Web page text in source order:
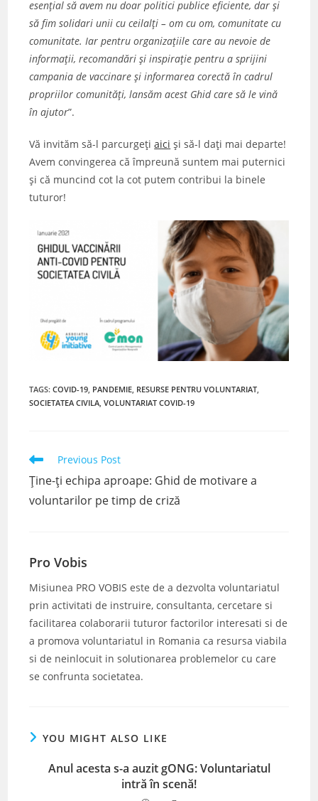
esențial să avem nu doar politici publice eficiente, dar și
să fim solidari unii cu ceilalți – om cu om, comunitate cu
comunitate. Iar pentru organizațiile care au nevoie de
informații, recomandări și inspirație pentru a sprijini
campania de vaccinare și informarea corectă în cadrul
propriilor comunități, lansăm acest Ghid care să le vină
în ajutor”.
Vă invităm să-l parcurgețiaici și să-l dați mai departe!
Avem convingerea că împreună suntem mai puternici
și că muncind cot la cot putem contribui la binele
tuturor!
TAGS:COVID-19 PANDEMIE RESURSE PENTRU VOLUNTARIAT
SOCIETATEA CIVILA VOLUNTARIAT COVID-19
Read
articles
Previous Post
Ține-ți echipa aproape: Ghid de motivare a
voluntarilor pe timp de criză
Pro Vobis
Misiunea PRO VOBIS este de a dezvolta voluntariatul
prin activitati de instruire, consultanta, cercetare si
facilitarea colaborarii tuturor factorilor interesati si de
a promova voluntariatul in Romania ca resursa viabila
si de neinlocuit in solutionarea problemelor cu care
se confrunta societatea.
YOU MIGHT ALSO LIKE
Anul acesta s-a auzit gONG: Voluntariatul
intră în scenă!